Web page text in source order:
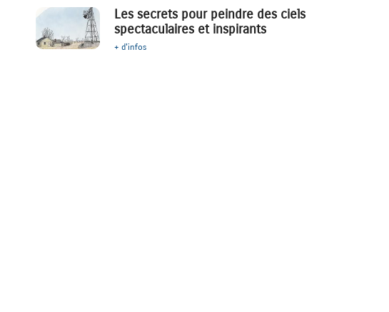
Les secrets pour peindre des ciels
spectaculaires et inspirants
+ d'infos